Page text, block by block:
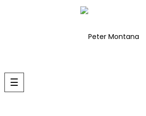
Navegación
de
☰